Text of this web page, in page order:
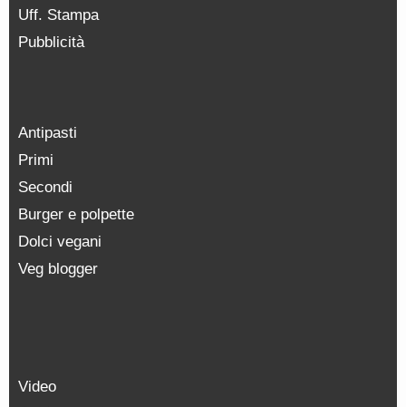
Uff. Stampa
Pubblicità
Antipasti
Primi
Secondi
Burger e polpette
Dolci vegani
Veg blogger
Video